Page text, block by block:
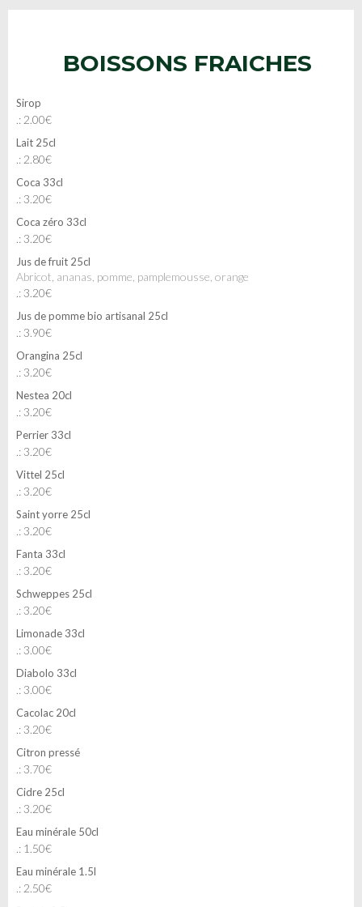
BOISSONS FRAICHES
Sirop
.: 2.00€
Lait 25cl
.: 2.80€
Coca 33cl
.: 3.20€
Coca zéro 33cl
.: 3.20€
Jus de fruit 25cl
Abricot, ananas, pomme, pamplemousse, orange
.: 3.20€
Jus de pomme bio artisanal 25cl
.: 3.90€
Orangina 25cl
.: 3.20€
Nestea 20cl
.: 3.20€
Perrier 33cl
.: 3.20€
Vittel 25cl
.: 3.20€
Saint yorre 25cl
.: 3.20€
Fanta 33cl
.: 3.20€
Schweppes 25cl
.: 3.20€
Limonade 33cl
.: 3.00€
Diabolo 33cl
.: 3.00€
Cacolac 20cl
.: 3.20€
Citron pressé
.: 3.70€
Cidre 25cl
.: 3.20€
Eau minérale 50cl
.: 1.50€
Eau minérale 1.5l
.: 2.50€